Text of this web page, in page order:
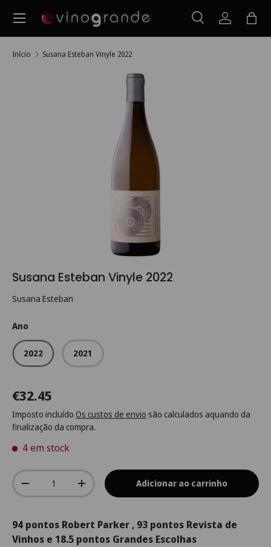
Ir para o conteúdo
Pesquisar
PesquisarIniciarSaco
Menu
Início Susana Esteban Vinyle 2022
Susana Esteban Vinyle 2022
Susana Esteban
Ano
2022 2021
€32.45
Imposto incluído Os custos de envio são calculados aquando da
finalização da compra.
4 em stock
Qtd.
-
+ Adicionar ao carrinho
94 pontos Robert Parker , 93 pontos Revista de
Vinhos e 18.5 pontos Grandes Escolhas